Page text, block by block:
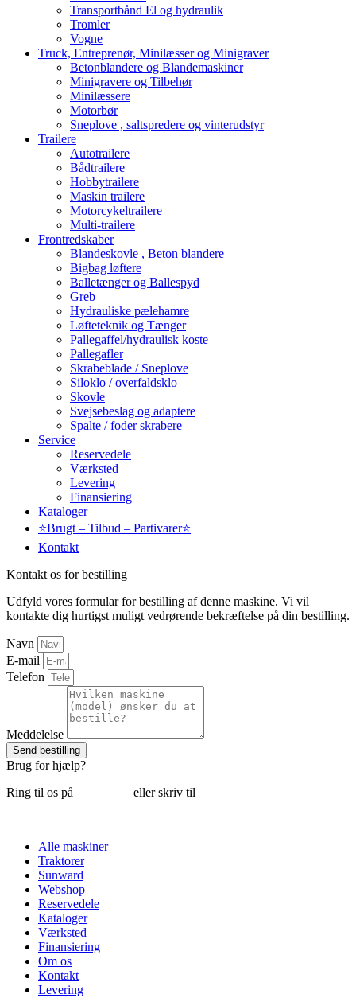
Transportbånd El og hydraulik
Tromler
Vogne
Truck, Entreprenør, Minilæsser og Minigraver
Betonblandere og Blandemaskiner
Minigravere og Tilbehør
Minilæssere
Motorbør
Sneplove , saltspredere og vinterudstyr
Trailere
Autotrailere
Bådtrailere
Hobbytrailere
Maskin trailere
Motorcykeltrailere
Multi-trailere
Frontredskaber
Blandeskovle , Beton blandere
Bigbag løftere
Balletænger og Ballespyd
Greb
Hydrauliske pælehamre
Løfteteknik og Tænger
Pallegaffel/hydraulisk koste
Pallegafler
Skrabeblade / Sneplove
Siloklo / overfaldsklo
Skovle
Svejsebeslag og adaptere
Spalte / foder skrabere
Service
Reservedele
Værksted
Levering
Finansiering
Kataloger
⭐Brugt – Tilbud – Partivarer⭐
Kontakt
Kontakt os for bestilling
Udfyld vores formular for bestilling af denne maskine. Vi vil
kontakte dig hurtigst muligt vedrørende bekræftelse på din bestilling.
Navn
E-mail
Telefon
Meddelelse
Send bestilling
Brug for hjælp?
Ring til os på
eller skriv til
Alle maskiner
Traktorer
Sunward
Webshop
Reservedele
Kataloger
Værksted
Finansiering
Om os
Kontakt
Levering